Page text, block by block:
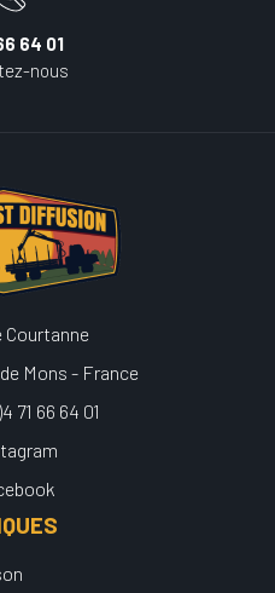
64 01
nous
Courtanne
Mons - France
71 66 64 01